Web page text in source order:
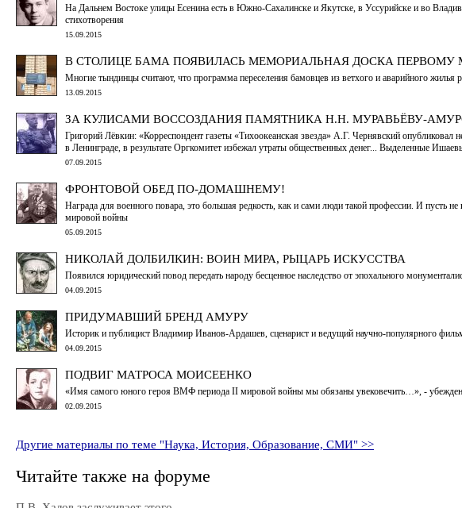
На Дальнем Востоке улицы Есенина есть в Южно-Сахалинске и Якутске, в Уссурийске и во
стихотворения
15.09.2015
В СТОЛИЦЕ БАМА ПОЯВИЛАСЬ МЕМОРИАЛЬНАЯ ДОСКА ПЕРВОМУ
Многие тындинцы считают, что программа переселения бамовцев из ветхого и аварийного жилья
13.09.2015
ЗА КУЛИСАМИ ВОССОЗДАНИЯ ПАМЯТНИКА Н.Н. МУРАВЬЁВУ-
Григорий Лёвкин: «Корреспондент газеты «Тихоокеанская звезда» А.Г. Чернявский
в Ленинграде, в результате Оргкомитет избежал утраты общественных денег... Выделенные
07.09.2015
ФРОНТОВОЙ ОБЕД ПО-ДОМАШНЕМУ!
Награда для военного повара, это большая редкость, как и сами люди такой профессии. И пусть
мировой войны
05.09.2015
НИКОЛАЙ ДОЛБИЛКИН: ВОИН МИРА, РЫЦАРЬ ИСКУССТВА
Появился юридический повод передать народу бесценное наследство от эпохального
04.09.2015
ПРИДУМАВШИЙ БРЕНД АМУРУ
Историк и публицист Владимир Иванов-Ардашев, сценарист и ведущий научно-популярного
04.09.2015
ПОДВИГ МАТРОСА МОИСЕЕНКО
«Имя самого юного героя ВМФ периода II мировой войны мы обязаны увековечить…», -
02.09.2015
Другие материалы по теме "Наука, История, Образование, СМИ" >>
Читайте также на форуме